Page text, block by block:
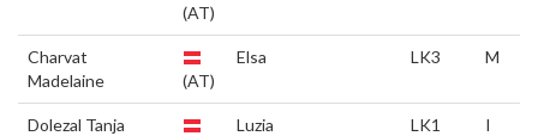
(AT)
Charvat
Madelaine
(AT)
Elsa LK3 M
Dolezal Tanja
Luzia LK1 I